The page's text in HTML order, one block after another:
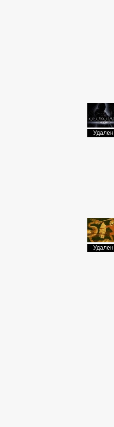
Удален
Удален